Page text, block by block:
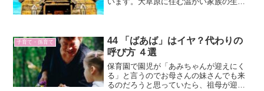
ここから先はドラマをみてか...
子育て・孫育て
44 「ばあば」はイヤ？代わりの
呼び方 ４選
保育園で園児が「あみちゃんが迎えにく
る」と言うのでお母さんの妹さんでも来
るのだろうと思っていたら、祖母が迎え